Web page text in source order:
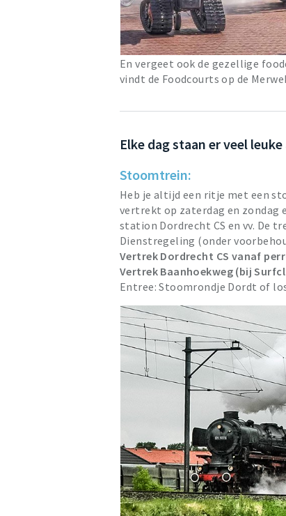
En vergeet ook de gezellige
vindt de Foodcourts op de
Elke dag staan er veel
Stoomtrein:
Heb je altijd een ritje met een
vertrekt op zaterdag en zondag
station Dordrecht CS en vv. De
Dienstregeling (onder
Vertrek Dordrecht CS vanaf
Vertrek Baanhoekweg (bij
Entree: Stoomrondje Dordt of